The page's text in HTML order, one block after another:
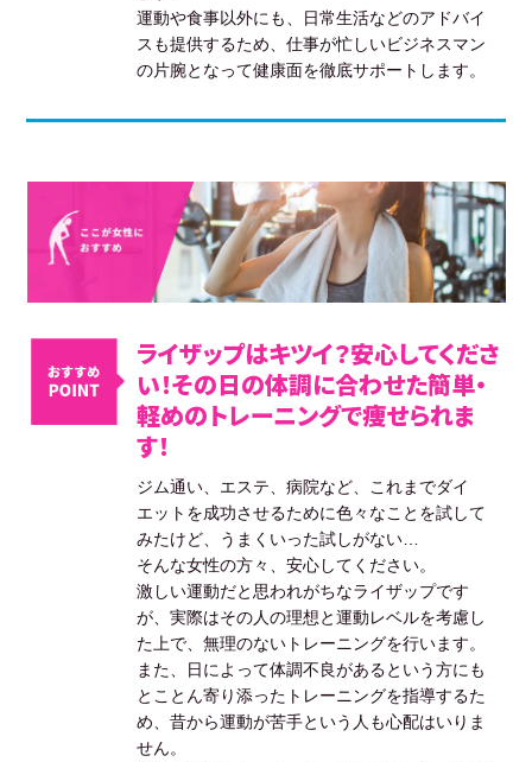
運動や食事以外にも、日常生活などのアドバイ
スも提供するため、仕事が忙しいビジネスマン
の片腕となって健康面を徹底サポートします。
ライザップはキツイ？安心してくださ
い！その日の体調に合わせた簡単・
軽めのトレーニングで痩せられま
す！
ジム通い、エステ、病院など、これまでダイ
エットを成功させるために色々なことを試して
みたけど、うまくいった試しがない…
そんな女性の方々、安心してください。
激しい運動だと思われがちなライザップです
が、実際はその人の理想と運動レベルを考慮し
た上で、無理のないトレーニングを行います。
また、日によって体調不良があるという方にも
とことん寄り添ったトレーニングを指導するた
め、昔から運動が苦手という人も心配はいりま
せん。